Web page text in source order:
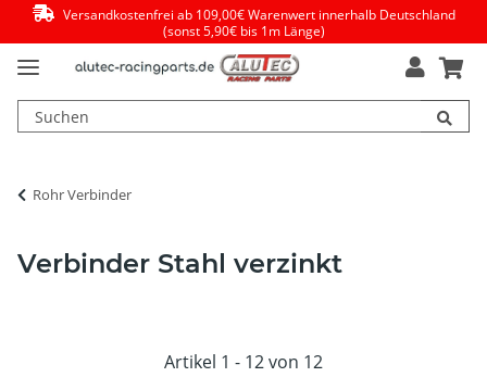
Versandkostenfrei ab 109,00€ Warenwert innerhalb Deutschland
(sonst 5,90€ bis 1m Länge)
Rohr Verbinder
Verbinder Stahl verzinkt
Artikel 1 - 12 von 12